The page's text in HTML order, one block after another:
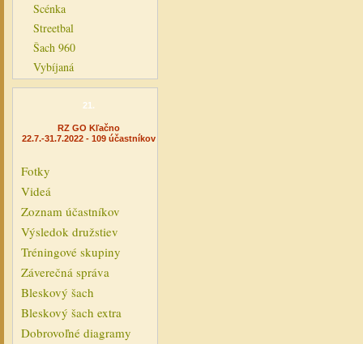
Scénka
Streetbal
Šach 960
Vybíjaná
21.
RZ GO Kľačno
22.7.-31.7.2022 - 109 účastníkov
Fotky
Videá
Zoznam účastníkov
Výsledok družstiev
Tréningové skupiny
Záverečná správa
Bleskový šach
Bleskový šach extra
Dobrovoľné diagramy